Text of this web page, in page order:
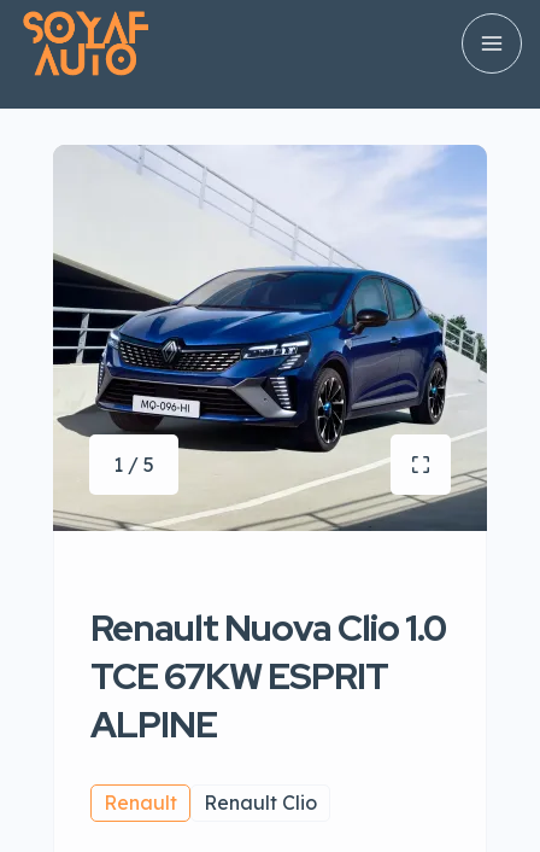
1 / 5
Renault Nuova Clio 1.0
TCE 67KW ESPRIT
ALPINE
Renault Renault Clio